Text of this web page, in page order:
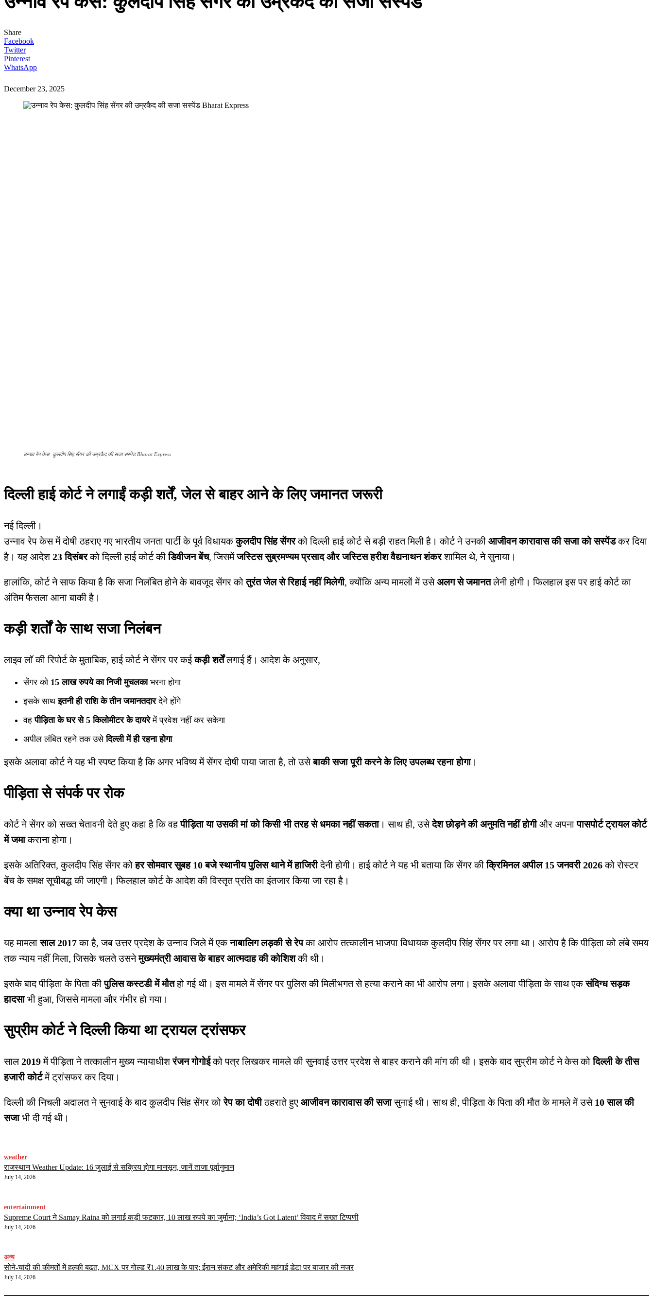
Share
Facebook
Twitter
Pinterest
WhatsApp
December 23, 2025
उन्नाव रेप केस: कुलदीप सिंह सेंगर की उम्रकैद की सजा सस्पेंड Bharat Express
दिल्ली हाई कोर्ट ने लगाईं कड़ी शर्तें, जेल से बाहर आने के लिए जमानत जरूरी
नई दिल्ली।
उन्नाव रेप केस में दोषी ठहराए गए भारतीय जनता पार्टी के पूर्व विधायककुलदीप सिंह सेंगरको दिल्ली हाई कोर्ट से बड़ी राहत मिली है। कोर्ट ने उनकी आजीवन कारावास की सजा को सस्पेंडकर दिया
है। यह आदेश23 दिसंबरको दिल्ली हाई कोर्ट कीडिवीजन बेंच, जिसमेंजस्टिस सुब्रमण्यम प्रसाद और जस्टिस हरीश वैद्यनाथन शंकरशामिल थे, ने सुनाया।
हालांकि, कोर्ट ने साफ किया है कि सजा निलंबित होने के बावजूद सेंगर कोतुरंत जेल से रिहाई नहीं मिलेगी, क्योंकि अन्य मामलों में उसेअलग से जमानतलेनी होगी। फिलहाल इस पर हाई कोर्ट का
अंतिम फैसला आना बाकी है।
कड़ी शर्तों के साथ सजा निलंबन
लाइव लॉ की रिपोर्ट के मुताबिक, हाई कोर्ट ने सेंगर पर कईकड़ी शर्तेंलगाई हैं। आदेश के अनुसार,
सेंगर को 15 लाख रुपये का निजी मुचलकाभरना होगा
इसके साथइतनी ही राशि के तीन जमानतदारदेने होंगे
वहपीड़िता के घर से 5 किलोमीटर के दायरेमें प्रवेश नहीं कर सकेगा
अपील लंबित रहने तक उसेदिल्ली में ही रहना होगा
इसके अलावा कोर्ट ने यह भी स्पष्ट किया है कि अगर भविष्य में सेंगर दोषी पाया जाता है, तो उसेबाकी सजा पूरी करने के लिए उपलब्ध रहना होगा।
पीड़िता से संपर्क पर रोक
कोर्ट ने सेंगर को सख्त चेतावनी देते हुए कहा है कि वहपीड़िता या उसकी मां को किसी भी तरह से धमका नहीं सकता। साथ ही, उसेदेश छोड़ने की अनुमति नहीं होगीऔर अपनापासपोर्ट ट्रायल कोर्ट
में जमाकराना होगा।
इसके अतिरिक्त, कुलदीप सिंह सेंगर कोहर सोमवार सुबह 10 बजे स्थानीय पुलिस थाने में हाजिरीदेनी होगी। हाई कोर्ट ने यह भी बताया कि सेंगर कीक्रिमिनल अपील 15 जनवरी 2026को रोस्टर
बेंच के समक्ष सूचीबद्ध की जाएगी। फिलहाल कोर्ट के आदेश की विस्तृत प्रति का इंतजार किया जा रहा है।
क्या था उन्नाव रेप केस
यह मामलासाल 2017का है, जब उत्तर प्रदेश के उन्नाव जिले में एकनाबालिग लड़की से रेपका आरोप तत्कालीन भाजपा विधायक कुलदीप सिंह सेंगर पर लगा था। आरोप है कि पीड़िता को लंबे समय
तक न्याय नहीं मिला, जिसके चलते उसनेमुख्यमंत्री आवास के बाहर आत्मदाह की कोशिशकी थी।
इसके बाद पीड़िता के पिता कीपुलिस कस्टडी में मौतहो गई थी। इस मामले में सेंगर पर पुलिस की मिलीभगत से हत्या कराने का भी आरोप लगा। इसके अलावा पीड़िता के साथ एकसंदिग्ध सड़क
हादसाभी हुआ, जिससे मामला और गंभीर हो गया।
सुप्रीम कोर्ट ने दिल्ली किया था ट्रायल ट्रांसफर
साल2019में पीड़िता ने तत्कालीन मुख्य न्यायाधीशरंजन गोगोईको पत्र लिखकर मामले की सुनवाई उत्तर प्रदेश से बाहर कराने की मांग की थी। इसके बाद सुप्रीम कोर्ट ने केस कोदिल्ली के तीस
हजारी कोर्टमें ट्रांसफर कर दिया।
दिल्ली की निचली अदालत ने सुनवाई के बाद कुलदीप सिंह सेंगर कोरेप का दोषीठहराते हुए आजीवन कारावास की सजासुनाई थी। साथ ही, पीड़िता के पिता की मौत के मामले में उसे 10 साल की
सजाभी दी गई थी।
weather
राजस्थान Weather Update: 16 जुलाई से सक्रिय होगा मानसून, जानें ताजा पूर्वानुमान
July 14, 2026
entertainment
Supreme Court ने Samay Raina को लगाई कड़ी फटकार, 10 लाख रुपये का जुर्माना; ‘India’s Got Latent’ विवाद में सख्त टिप्पणी
July 14, 2026
अन्य
सोने-चांदी की कीमतों में हल्की बढ़त, MCX पर गोल्ड ₹1.40 लाख के पार; ईरान संकट और अमेरिकी महंगाई डेटा पर बाजार की नजर
July 14, 2026